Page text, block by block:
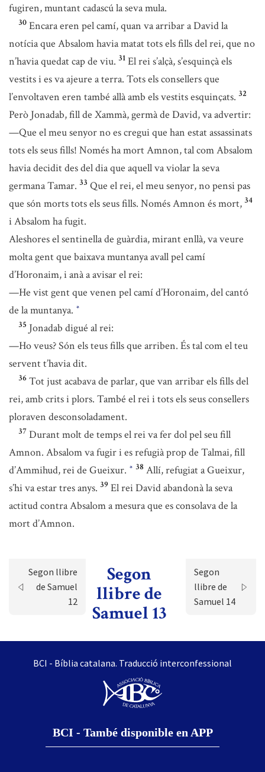
fugiren, muntant cadascú la seva mula.
30 Encara eren pel camí, quan va arribar a David la
notícia que Absalom havia matat tots els fills del rei, que no
n’havia quedat cap de viu. 31 El rei s’alçà, s’esquinçà els
vestits i es va ajeure a terra. Tots els consellers que
l’envoltaven eren també allà amb els vestits esquinçats. 32
Però Jonadab, fill de Xammà, germà de David, va advertir:
—Que el meu senyor no es cregui que han estat assassinats
tots els seus fills! Només ha mort Amnon, tal com Absalom
havia decidit des del dia que aquell va violar la seva
germana Tamar. 33 Que el rei, el meu senyor, no pensi pas
que són morts tots els seus fills. Només Amnon és mort, 34
i Absalom ha fugit.
Aleshores el sentinella de guàrdia, mirant enllà, va veure
molta gent que baixava muntanya avall pel camí
d’Horonaim, i anà a avisar el rei:
—He vist gent que venen pel camí d’Horonaim, del cantó
de la muntanya. *
35 Jonadab digué al rei:
—Ho veus? Són els teus fills que arriben. És tal com el teu
servent t’havia dit.
36 Tot just acabava de parlar, que van arribar els fills del
rei, amb crits i plors. També el rei i tots els seus consellers
ploraven desconsoladament.
37 Durant molt de temps el rei va fer dol pel seu fill
Amnon. Absalom va fugir i es refugià prop de Talmai, fill
d’Ammihud, rei de Gueixur. * 38 Allí, refugiat a Gueixur,
s’hi va estar tres anys. 39 El rei David abandonà la seva
actitud contra Absalom a mesura que es consolava de la
mort d’Amnon.
Segon llibre
de Samuel
12
Segon
llibre de
Samuel 13
Segon
llibre de
Samuel 14
BCI - Bíblia catalana. Traducció interconfessional
BCI - També disponible en APP